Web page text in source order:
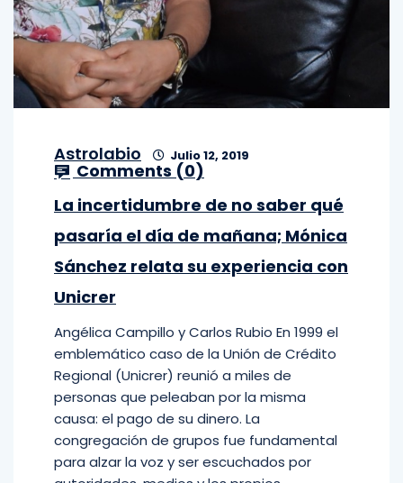
Astrolabio Julio 12, 2019
Comments (0)
La incertidumbre de no saber qué
pasaría el día de mañana; Mónica
Sánchez relata su experiencia con
Unicrer
Angélica Campillo y Carlos Rubio En 1999 el
emblemático caso de la Unión de Crédito
Regional (Unicrer) reunió a miles de
personas que peleaban por la misma
causa: el pago de su dinero. La
congregación de grupos fue fundamental
para alzar la voz y ser escuchados por